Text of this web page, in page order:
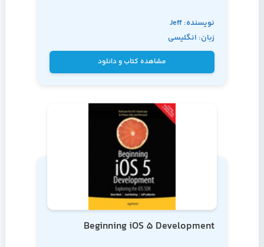
نویسنده: Jeff
LaMarche, Fredrik
زبان: انگلیسی
مشاهده کتاب و دانلود
Beginning iOS 5 Development